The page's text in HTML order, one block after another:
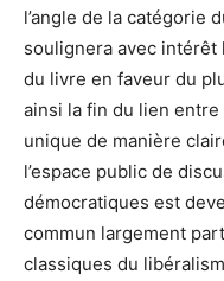
l’angle de la catégorie
soulignera avec
du livre en faveur du
ainsi la fin du lien
unique de manière
l’espace public de
démocratiques est
commun largement
classiques du